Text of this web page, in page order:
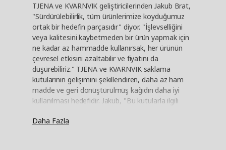
TJENA ve KVARNVIK geliştiricilerinden Jakub Brat,
"Sürdürülebilirlik, tüm ürünlerimize koyduğumuz
ortak bir hedefin parçasıdır" diyor. "İşlevselliğini
veya kalitesini kaybetmeden bir ürün yapmak için
ne kadar az hammadde kullanırsak, her ürünün
çevresel etkisini azaltabilir ve fiyatını da
düşürebiliriz." TJENA ve KVARNVIK saklama
kutularının gelişimini şekillendiren, daha az ham
madde ve geri dönüştürülmüş kağıdın daha iyi
kullanılması hedefidir. Jakub, "Bu kutularla ilgili
şeyler için depolama tasarlamaktı" diye açıklıyor.
Daha Fazla